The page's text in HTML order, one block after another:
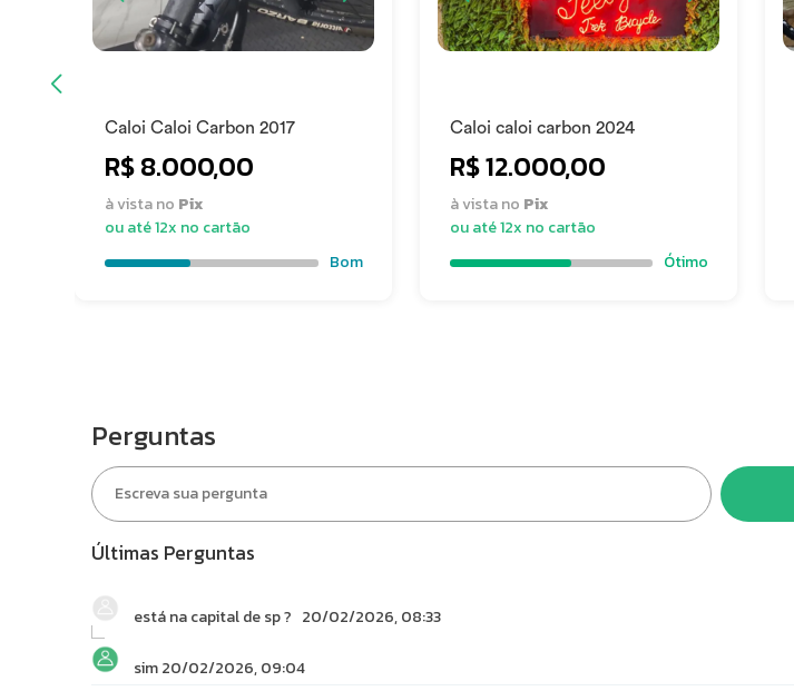
Estado São Paulo
Caloi Caloi Carbon 2017
R$ 8.000,00
à vista no Pix
ou até 12x no cartão
Bom
Caloi caloi carbon 2024
R$ 12.000,00
à vista no Pix
ou até 12x no cartão
Ótimo
Perguntas
Últimas Perguntas
está na capital de sp ? 20/02/2026, 08:33
sim 20/02/2026, 09:04